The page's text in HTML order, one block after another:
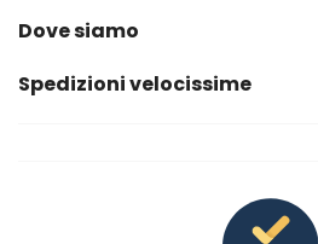
Dove siamo
Spedizioni velocissime